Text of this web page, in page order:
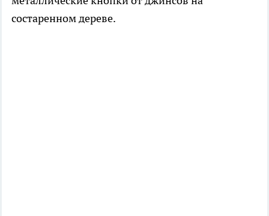
состаренном дереве.